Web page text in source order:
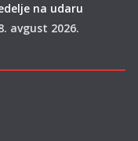
na udaru
avgust 2026.